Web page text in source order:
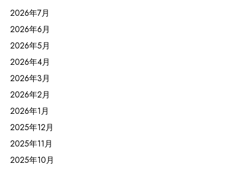
2026年7月
2026年6月
2026年5月
2026年4月
2026年3月
2026年2月
2026年1月
2025年12月
2025年11月
2025年10月